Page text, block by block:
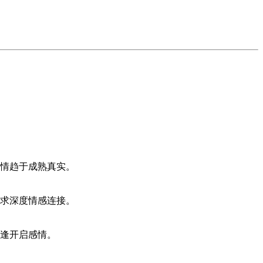
趋于成熟真实。
深度情感连接。
开启感情。